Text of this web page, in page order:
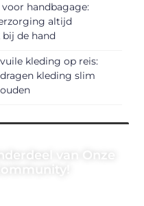
handbagage:
altijd
de hand
kleding op reis:
kleding slim
van Onze
Community!